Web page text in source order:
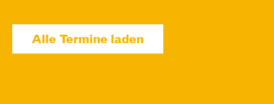
JUNGES SCHAUSPIEL
1984 – Dystopie 2.0
Alle Termine laden